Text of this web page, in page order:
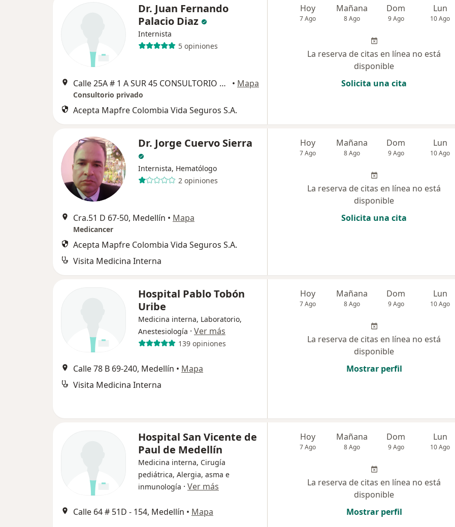
Dr. Juan Fernando
Palacio Diaz
Internista
5 opiniones
Calle 25A # 1 A SUR 45 CONSULTORIO 830, Medellín • Mapa
Consultorio privado
Acepta Mapfre Colombia Vida Seguros S.A.
Hoy
7 Ago
Mañana
8 Ago
Dom
9 Ago
Lun
10 Ago
La reserva de citas en línea no está
disponible
Solicita una cita
Dr. Jorge Cuervo Sierra
Internista, Hematólogo
2 opiniones
Cra.51 D 67-50, Medellín • Mapa
Medicancer
Acepta Mapfre Colombia Vida Seguros S.A.
Visita Medicina Interna
Hoy
7 Ago
Mañana
8 Ago
Dom
9 Ago
Lun
10 Ago
La reserva de citas en línea no está
disponible
Solicita una cita
Hospital Pablo Tobón
Uribe
Medicina interna, Laboratorio,
Anestesiología · Ver más
139 opiniones
Calle 78 B 69-240, Medellín • Mapa
Visita Medicina Interna
Hoy
7 Ago
Mañana
8 Ago
Dom
9 Ago
Lun
10 Ago
La reserva de citas en línea no está
disponible
Mostrar perfil
Hospital San Vicente de
Paul de Medellín
Medicina interna, Cirugía
pediátrica, Alergia, asma e
inmunología · Ver más
Calle 64 # 51D - 154, Medellín • Mapa
Hoy
7 Ago
Mañana
8 Ago
Dom
9 Ago
Lun
10 Ago
La reserva de citas en línea no está
disponible
Mostrar perfil